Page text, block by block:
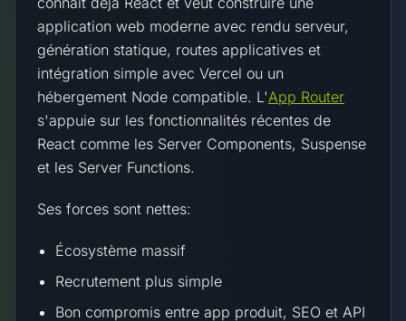
application web moderne avec rendu serveur,
génération statique, routes applicatives et
intégration simple avec Vercel ou un
hébergement Node compatible. L'App Router
s'appuie sur les fonctionnalités récentes de
React comme les Server Components, Suspense
et les Server Functions.
Ses forces sont nettes:
Écosystème massif
Recrutement plus simple
Bon compromis entre app produit, SEO et API